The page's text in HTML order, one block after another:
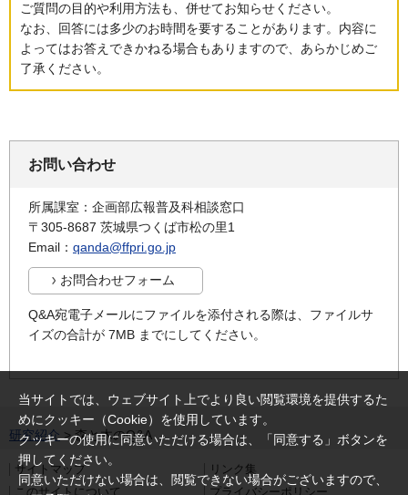
ご質問の目的や利用方法も、併せてお知らせください。
なお、回答には多少のお時間を要することがあります。内容に
よってはお答えできかねる場合もありますので、あらかじめご
了承ください。
お問い合わせ
所属課室：企画部広報普及科相談窓口
〒305-8687 茨城県つくば市松の里1
Email： qanda@ffpri.go.jp
Q&A宛電子メールにファイルを添付される際は、ファイルサ
イズの合計が 7MB までにしてください。
研究紹介> 森と木のQ&A
サイトマップ
リンク集
このサイトについて
プライバシーポリシー
当サイトでは、ウェブサイト上でより良い閲覧環境を提供するた
めにクッキー（Cookie）を使用しています。
クッキーの使用に同意いただける場合は、「同意する」ボタンを
押してください。
同意いただけない場合は、閲覧できない場合がございますので、